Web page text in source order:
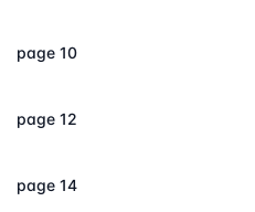
page 10
page 12
page 14